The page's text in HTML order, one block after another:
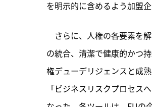
を明示的に含めるよう加盟
さらに、人権の各要素を
の統合、清潔で健康的かつ
権デューデリジェンスと成
「ビジネスリスクプロセス